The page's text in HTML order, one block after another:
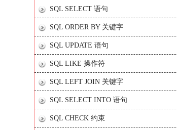
SQL SELECT 语句
SQL ORDER BY 关键字
SQL UPDATE 语句
SQL LIKE 操作符
SQL LEFT JOIN 关键字
SQL SELECT INTO 语句
SQL CHECK 约束